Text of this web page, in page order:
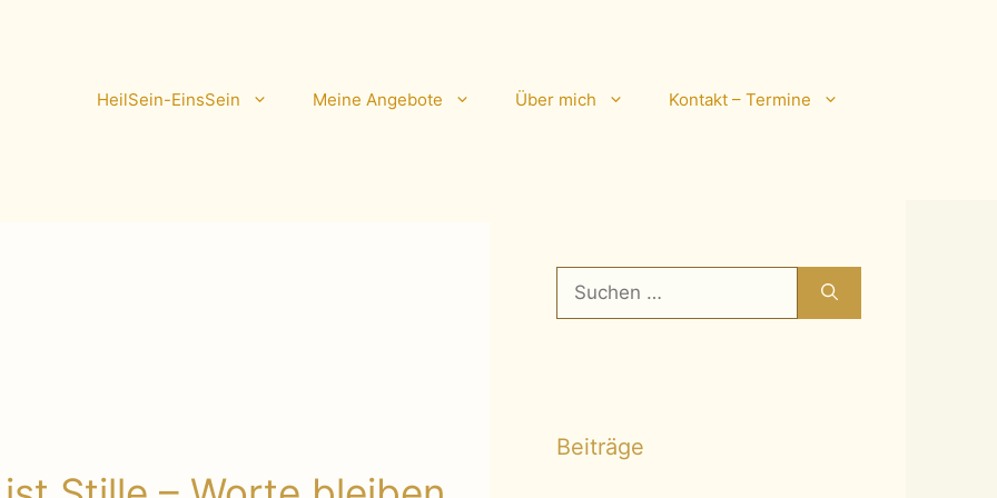
HeilSein-EinsSein Meine Angebote Über mich Kontakt – Termine
Suchen
nach:
Beiträge